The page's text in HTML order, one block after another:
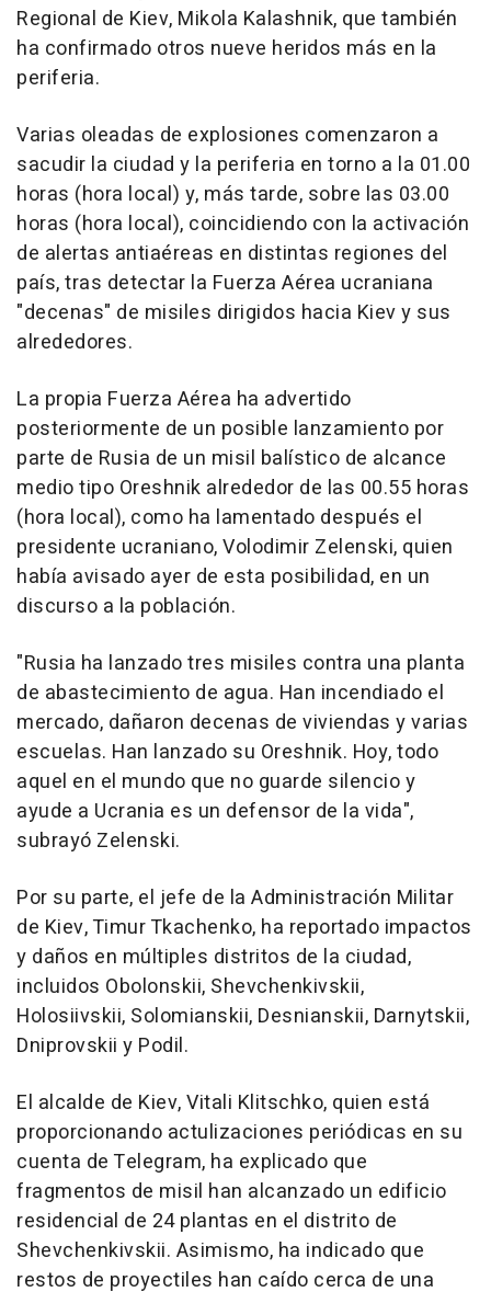
Regional de Kiev, Mikola Kalashnik, que también
ha confirmado otros nueve heridos más en la
periferia.
Varias oleadas de explosiones comenzaron a
sacudir la ciudad y la periferia en torno a la 01.00
horas (hora local) y, más tarde, sobre las 03.00
horas (hora local), coincidiendo con la activación
de alertas antiaéreas en distintas regiones del
país, tras detectar la Fuerza Aérea ucraniana
"decenas" de misiles dirigidos hacia Kiev y sus
alrededores.
La propia Fuerza Aérea ha advertido
posteriormente de un posible lanzamiento por
parte de Rusia de un misil balístico de alcance
medio tipo Oreshnik alrededor de las 00.55 horas
(hora local), como ha lamentado después el
presidente ucraniano, Volodimir Zelenski, quien
había avisado ayer de esta posibilidad, en un
discurso a la población.
"Rusia ha lanzado tres misiles contra una planta
de abastecimiento de agua. Han incendiado el
mercado, dañaron decenas de viviendas y varias
escuelas. Han lanzado su Oreshnik. Hoy, todo
aquel en el mundo que no guarde silencio y
ayude a Ucrania es un defensor de la vida",
subrayó Zelenski.
Por su parte, el jefe de la Administración Militar
de Kiev, Timur Tkachenko, ha reportado impactos
y daños en múltiples distritos de la ciudad,
incluidos Obolonskii, Shevchenkivskii,
Holosiivskii, Solomianskii, Desnianskii, Darnytskii,
Dniprovskii y Podil.
El alcalde de Kiev, Vitali Klitschko, quien está
proporcionando actulizaciones periódicas en su
cuenta de Telegram, ha explicado que
fragmentos de misil han alcanzado un edificio
residencial de 24 plantas en el distrito de
Shevchenkivskii. Asimismo, ha indicado que
restos de proyectiles han caído cerca de una